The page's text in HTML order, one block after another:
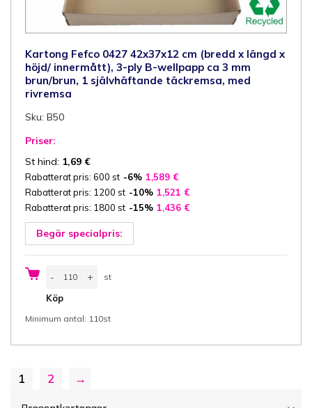
Kartong Fefco 0427 42x37x12 cm (bredd x längd x
höjd/ innermått), 3-ply B-wellpapp ca 3 mm
brun/brun, 1 självhäftande täckremsa, med
rivremsa
Sku: B50
Priser:
St hind: 1,69 €
Rabatterat pris: 600 st -6% 1,589 €
Rabatterat pris: 1200 st -10% 1,521 €
Rabatterat pris: 1800 st -15% 1,436 €
Begär specialpris:
-
Fefco
42x37x12
(bredd
x
3-
wellpapp
+ st
Köp
Minimum antal: 110st
1 2 →